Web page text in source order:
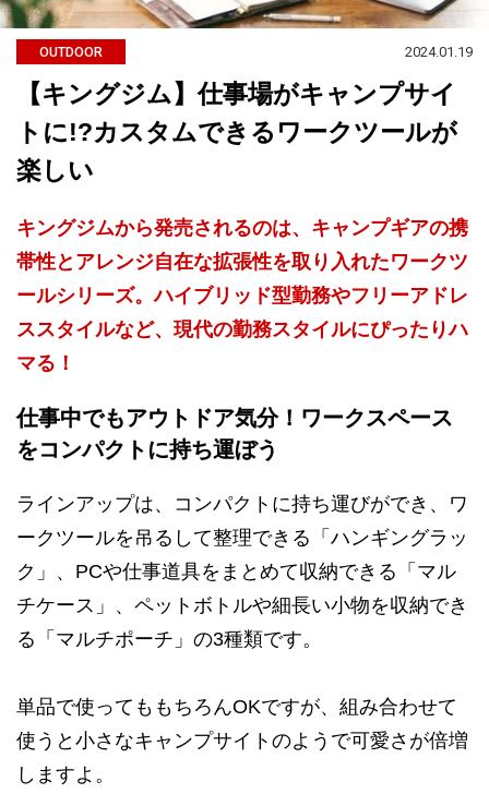
OUTDOOR 2024.01.19
【キングジム】仕事場がキャンプサイ
トに!?カスタムできるワークツールが
楽しい
キングジムから発売されるのは、キャンプギアの携
帯性とアレンジ自在な拡張性を取り入れたワークツ
ールシリーズ。ハイブリッド型勤務やフリーアドレ
ススタイルなど、現代の勤務スタイルにぴったりハ
マる！
仕事中でもアウトドア気分！ワークスペース
をコンパクトに持ち運ぼう
ラインアップは、コンパクトに持ち運びができ、ワ
ークツールを吊るして整理できる「ハンギングラッ
ク」、PCや仕事道具をまとめて収納できる「マル
チケース」、ペットボトルや細長い小物を収納でき
る「マルチポーチ」の3種類です。
単品で使ってももちろんOKですが、組み合わせて
使うと小さなキャンプサイトのようで可愛さが倍増
しますよ。